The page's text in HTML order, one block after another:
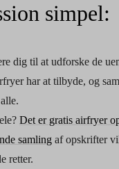
simpel:
dig til at udforske de
har at tilbyde, og
Det er gratis airfryer
samling af opskrifter
retter.